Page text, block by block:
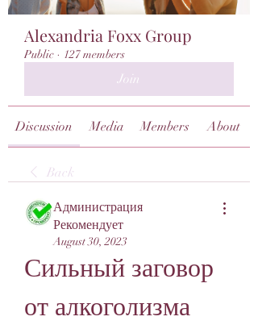
Alexandria Foxx Group
Public · 127 members
Join
Discussion Media Members About
Back
Администрация
Рекомендует
August 30, 2023
Сильный заговор
от алкоголизма